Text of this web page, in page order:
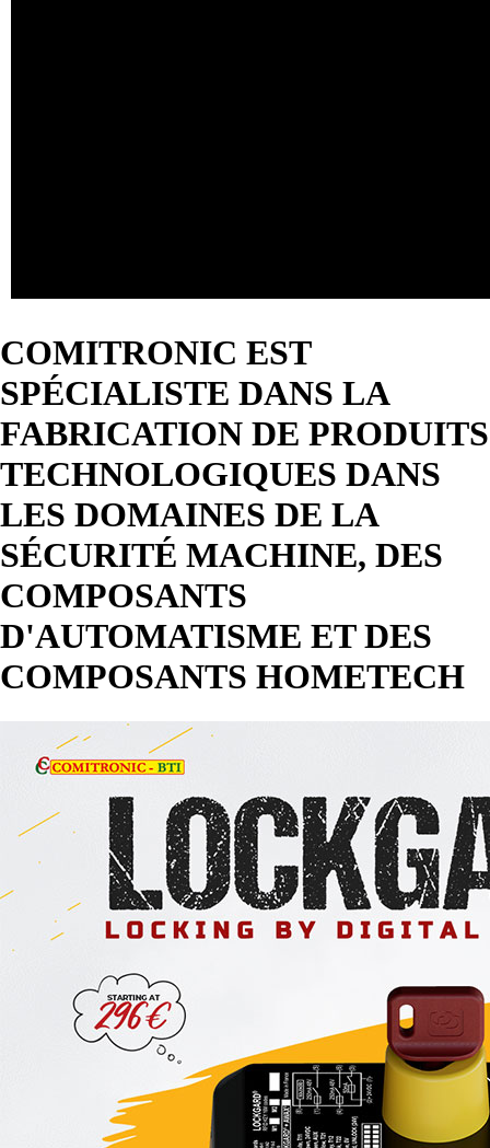
COMITRONIC EST
SPÉCIALISTE DANS LA
FABRICATION DE PRODUITS
TECHNOLOGIQUES DANS
LES DOMAINES DE LA
SÉCURITÉ MACHINE, DES
COMPOSANTS
D'AUTOMATISME ET DES
COMPOSANTS HOMETECH